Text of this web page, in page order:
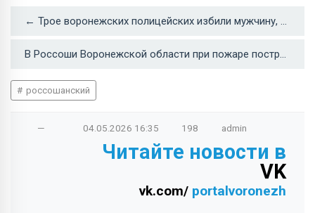
← Трое воронежских полицейских избили мужчину, «повесили» на него преступление и лишились свободы
В Россоши Воронежской области при пожаре пострадал 55-летний мужчина →
россошанский
— 04.05.2026 16:35 198 admin
Читайте новости в
VK
vk.com/ portalvoronezh